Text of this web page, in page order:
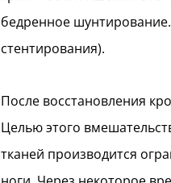
бедренное
стентирования).
После восстановления
Целью этого
тканей производится